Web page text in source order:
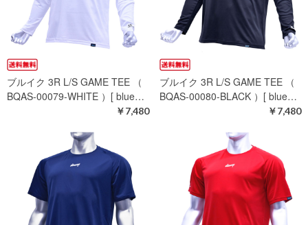
ブルイク 3R L/S GAME TEE （
BQAS-00079-WHITE ）[ blue…
￥7,480
ブルイク 3R L/S GAME TEE （
BQAS-00080-BLACK ）[ blue…
￥7,480